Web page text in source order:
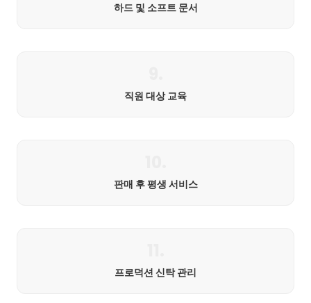
하드 및 소프트 문서
직원 대상 교육
판매 후 평생 서비스
프로덕션 신탁 관리